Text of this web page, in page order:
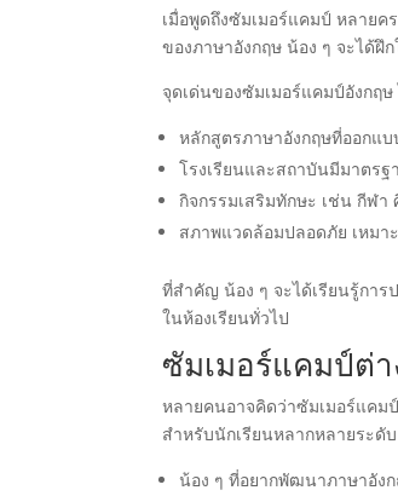
เมื่อพูดถึงซัมเมอร์แคมป์ หลาย
ของภาษาอังกฤษ น้อง ๆ จะได้ฝึ
จุดเด่นของซัมเมอร์แคมป์อังกฤษ
หลักสูตรภาษาอังกฤษที่ออกแ
โรงเรียนและสถาบันมีมาตร
กิจกรรมเสริมทักษะ เช่น กีฬ
สภาพแวดล้อมปลอดภัย เหมา
ที่สำคัญ น้อง ๆ จะได้เรียนรู้การ
ในห้องเรียนทั่วไป
ซัมเมอร์แคมป์ต่า
หลายคนอาจคิดว่าซัมเมอร์แคม
สำหรับนักเรียนหลากหลายระดั
น้อง ๆ ที่อยากพัฒนาภาษาอัง